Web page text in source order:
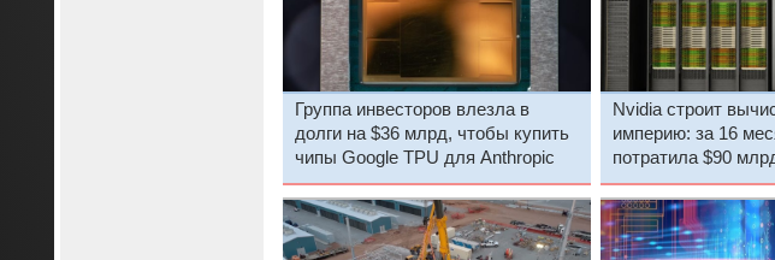
Группа инвесторов влезла в
долги на $36 млрд, чтобы купить
чипы Google TPU для Anthropic
Nvidia строит
империю: за 16
потратила $90
инвестиции